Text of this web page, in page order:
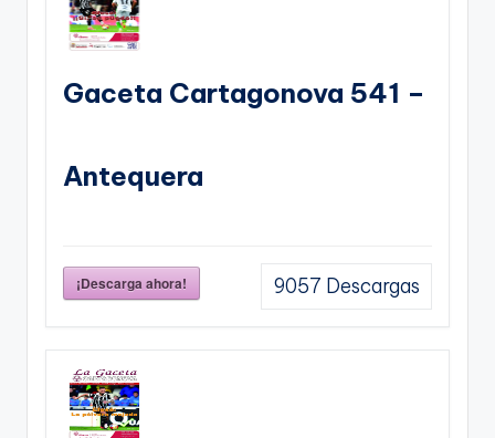
Gaceta Cartagonova 541 –
Antequera
¡Descarga ahora! 9057 Descargas